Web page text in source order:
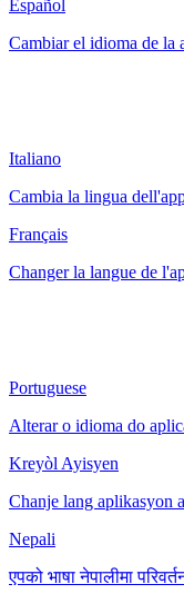
Español
Cambiar el idioma de la
Italiano
Cambia la lingua
Français
Changer la langue de
Portuguese
Alterar o idioma do
Kreyòl Ayisyen
Chanje lang aplikasyon
Nepali
एपको भाषा नेपालीमा